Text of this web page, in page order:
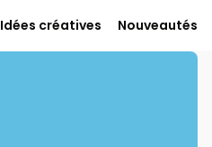
Idées créatives Nouveautés